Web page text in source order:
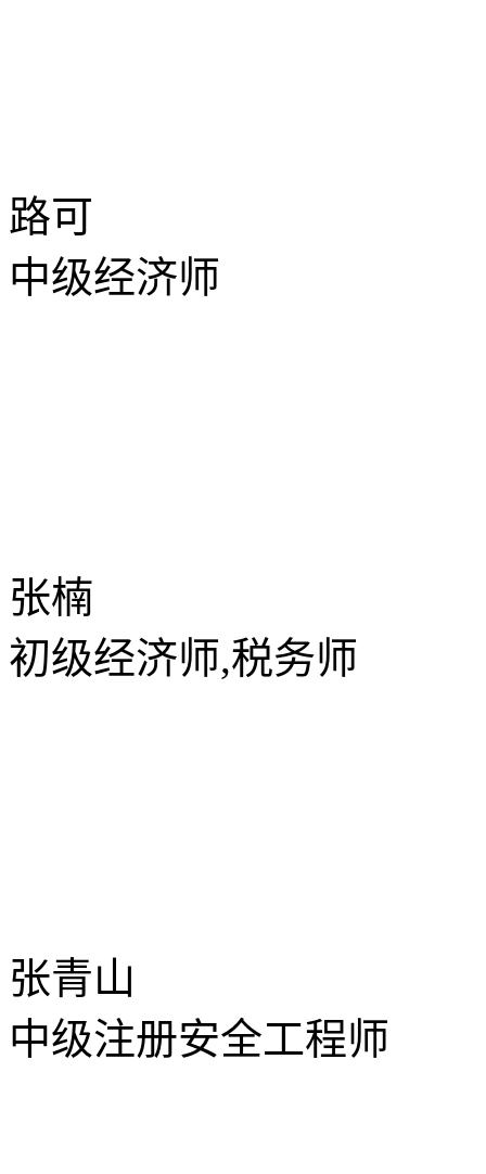
路可
中级经济师
张楠
初级经济师,税务师
张青山
中级注册安全工程师